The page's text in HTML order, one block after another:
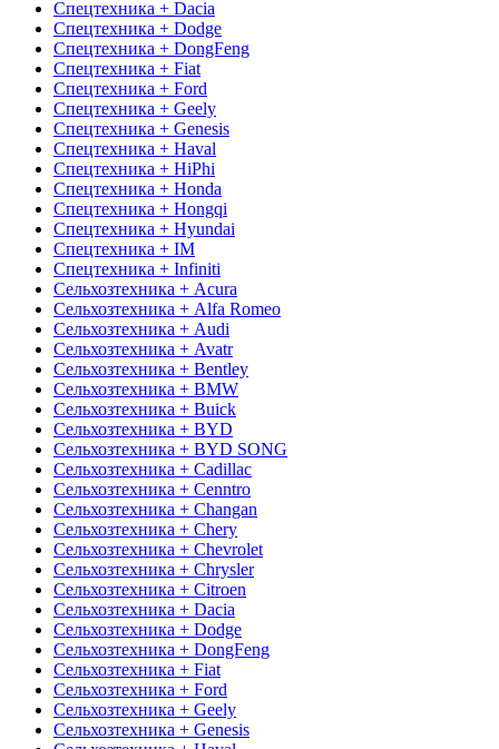
Спецтехника + Dacia
Спецтехника + Dodge
Спецтехника + DongFeng
Спецтехника + Fiat
Спецтехника + Ford
Спецтехника + Geely
Спецтехника + Genesis
Спецтехника + Haval
Спецтехника + HiPhi
Спецтехника + Honda
Спецтехника + Hongqi
Спецтехника + Hyundai
Спецтехника + IM
Спецтехника + Infiniti
Сельхозтехника + Acura
Сельхозтехника + Alfa Romeo
Сельхозтехника + Audi
Сельхозтехника + Avatr
Сельхозтехника + Bentley
Сельхозтехника + BMW
Сельхозтехника + Buick
Сельхозтехника + BYD
Сельхозтехника + BYD SONG
Сельхозтехника + Cadillac
Сельхозтехника + Cenntro
Сельхозтехника + Changan
Сельхозтехника + Chery
Сельхозтехника + Chevrolet
Сельхозтехника + Chrysler
Сельхозтехника + Citroen
Сельхозтехника + Dacia
Сельхозтехника + Dodge
Сельхозтехника + DongFeng
Сельхозтехника + Fiat
Сельхозтехника + Ford
Сельхозтехника + Geely
Сельхозтехника + Genesis